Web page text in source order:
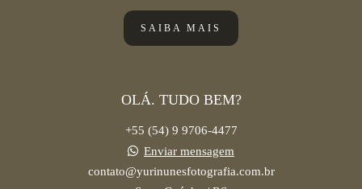
SAIBA MAIS
OLÁ. TUDO BEM?
+55 (54) 9 9706-4477
Enviar mensagem
contato@yurinunesfotografia.com.br